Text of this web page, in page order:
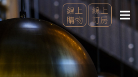
線上
購物
線上
訂房